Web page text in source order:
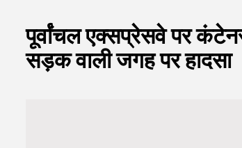
पूर्वांचल एक्सप्रेसवे पर
सड़क वाली जगह पर हादसा